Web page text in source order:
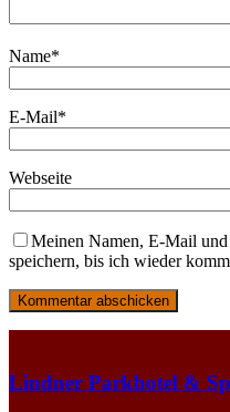
Name*
E-Mail*
Webseite
Meinen Namen, E-Mail
speichern, bis ich wieder
Lindner Parkhotel &